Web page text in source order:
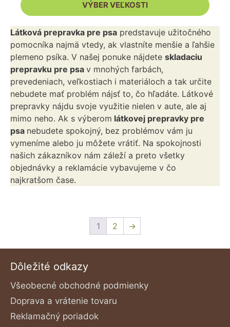
VÝBER VEĽKOSTI
produktu.
Látková prepravka pre psa predstavuje užitočného
pomocníka najmä vtedy, ak vlastníte menšie a ľahšie
plemeno psíka. V našej ponuke nájdete skladaciu
prepravku pre psa v mnohých farbách,
prevedeniach, veľkostiach i materiáloch a tak určite
nebudete mať problém nájsť to, čo hľadáte. Látkové
prepravky nájdu svoje využitie nielen v aute, ale aj
mimo neho. Ak s výberom látkovej prepravky pre
psa nebudete spokojný, bez problémov vám ju
vymeníme alebo ju môžete vrátiť. Na spokojnosti
našich zákazníkov nám záleží a preto všetky
objednávky a reklamácie vybavujeme v čo
najkratšom čase.
1 2 →
Dôležité odkazy
Všeobecné obchodné podmienky
Doprava a vrátenie tovaru
Reklamačný poriadok